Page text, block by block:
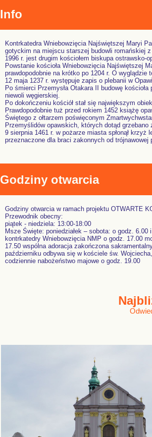
Info
Kontrkatedra Wniebowzięcia Najświętszej Maryi
gotyckim na miejscu starszej budowli romańskiej
1996 r. jest drugim kościołem biskupa ostrawsko-
Powstanie kościoła Wniebowzięcia Najświętszej
prawdopodobnie na krótko po 1204 r. O
12 maja 1237 r. występuje zapis o plebanii w
Po śmierci Przemysła Otakara II budowę
niewoli węgierskiej.
Po dokończeniu kościół stał się największym
Prawdopodobnie tuż przed rokiem 1452 książę
Świętego z ołtarzem poświęconym
Przemyślidów opawskich, których dotąd
9 sierpnia 1461 r. w pożarze miasta spłonął
przeznaczone dla braci zakonnych od
Godziny otwarcia
Godziny otwarcia w ramach projektu OTWARTE
Przewodnik obecny:
piątek - niedziela: 13:00-18:00
Msze Święte: poniedziałek – sobota: o godz.
kontrkatedry Wniebowzięcia NMP o godz. 17.00
17.50 wspólna adoracja zakończona
październiku odbywa się w kościele św.
codziennie nabożeństwo majowe o godz. 19.00